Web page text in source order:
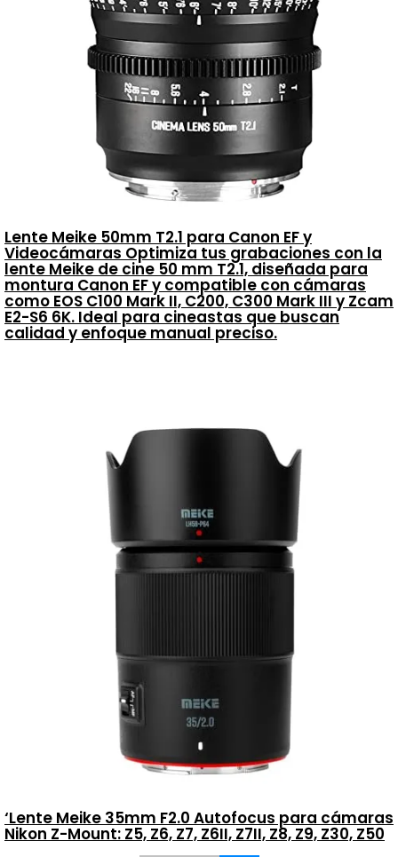
Lente Meike 50mm T2.1 para Canon EF y
Videocámaras Optimiza tus grabaciones con la
lente Meike de cine 50 mm T2.1, diseñada para
montura Canon EF y compatible con cámaras
como EOS C100 Mark II, C200, C300 Mark III y Zcam
E2-S6 6K. Ideal para cineastas que buscan
calidad y enfoque manual preciso.
‘Lente Meike 35mm F2.0 Autofocus para cámaras
Nikon Z-Mount: Z5, Z6, Z7, Z6II, Z7II, Z8, Z9, Z30, Z50